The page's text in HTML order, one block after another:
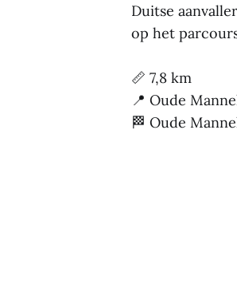
Duitse
op het
📏 7,8 km
📍 Oude
🏁 Oude